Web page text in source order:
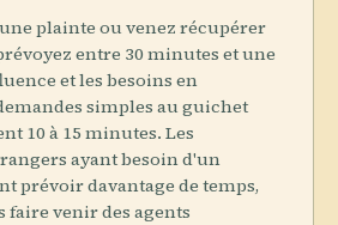
plainte ou venez récupérer
entre 30 minutes et une
et les besoins en
simples au guichet
10 à 15 minutes. Les
ayant besoin d'un
prévoir davantage de temps,
faire venir des agents